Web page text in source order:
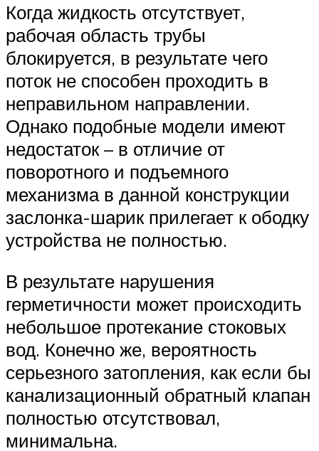
Когда жидкость отсутствует,
рабочая область трубы
блокируется, в результате чего
поток не способен проходить в
неправильном направлении.
Однако подобные модели имеют
недостаток – в отличие от
поворотного и подъемного
механизма в данной конструкции
заслонка-шарик прилегает к ободку
устройства не полностью.
В результате нарушения
герметичности может происходить
небольшое протекание стоковых
вод. Конечно же, вероятность
серьезного затопления, как если бы
канализационный обратный клапан
полностью отсутствовал,
минимальна.